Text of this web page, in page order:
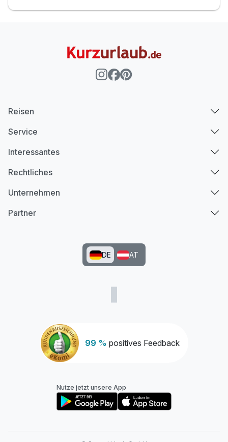
99 % positives Feedback
Reisen
Service
Interessantes
Rechtliches
Unternehmen
Partner
DE AT
Nutze jetzt unsere App